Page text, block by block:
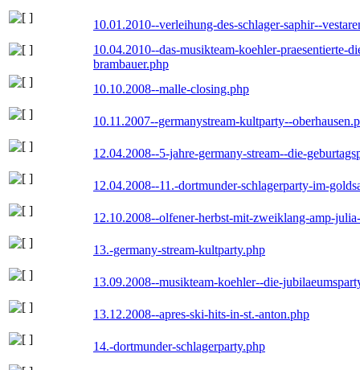
10.01.2010--verleihung-des-schlager-saphir--
10.04.2010--das-musikteam-koehler-praesentierte-
brambauer.php
10.10.2008--malle-closing.php
10.11.2007--germanystream-kultparty--
12.04.2008--5-jahre-germany-stream--die-
12.04.2008--11.-dortmunder-schlagerparty-im-
12.10.2008--olfener-herbst-mit-zweiklang-amp-
13.-germany-stream-kultparty.php
13.09.2008--musikteam-koehler--die-
13.12.2008--apres-ski-hits-in-st.-anton.php
14.-dortmunder-schlagerparty.php